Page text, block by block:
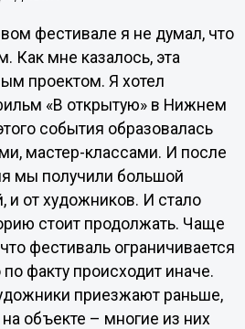
фестивале я не думал, что
Как мне казалось, эта
проектом. Я хотел
«В открытую» в Нижнем
события образовалась
мастер-классами. И после
мы получили большой
и от художников. И стало
стоит продолжать. Чаще
фестиваль ограничивается
факту происходит иначе.
приезжают раньше,
объекте – многие из них